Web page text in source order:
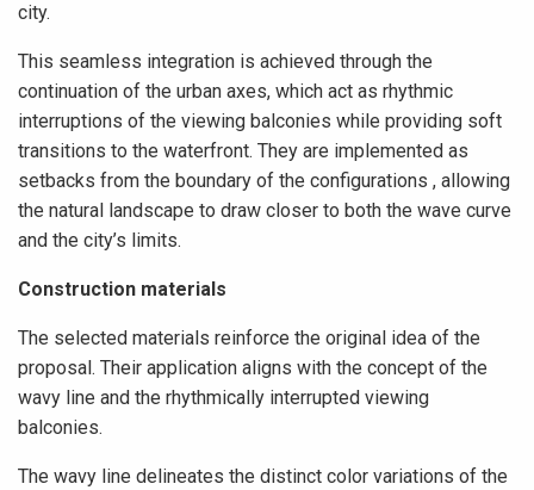
city.
This seamless integration is achieved through the
continuation of the urban axes, which act as rhythmic
interruptions of the viewing balconies while providing soft
transitions to the waterfront. They are implemented as
setbacks from the boundary of the configurations , allowing
the natural landscape to draw closer to both the wave curve
and the city’s limits.
Construction materials
The selected materials reinforce the original idea of the
proposal. Their application aligns with the concept of the
wavy line and the rhythmically interrupted viewing
balconies.
The wavy line delineates the distinct color variations of the